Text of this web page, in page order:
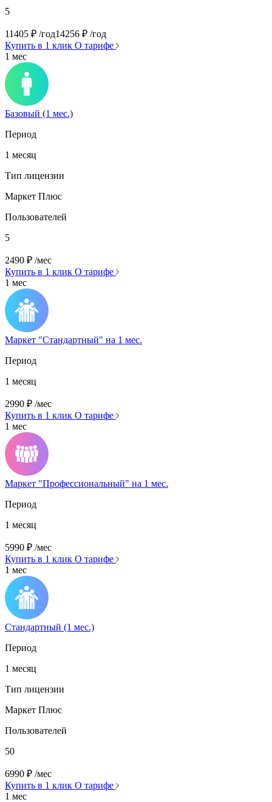
5
11405 ₽ /год14256 ₽ /год
Купить в 1 клик О тарифе
1 мес
Базовый (1 мес.)
Период
1 месяц
Тип лицензии
Маркет Плюс
Пользователей
5
2490 ₽ /мес
Купить в 1 клик О тарифе
1 мес
Маркет "Стандартный" на 1 мес.
Период
1 месяц
2990 ₽ /мес
Купить в 1 клик О тарифе
1 мес
Маркет "Профессиональный" на 1 мес.
Период
1 месяц
5990 ₽ /мес
Купить в 1 клик О тарифе
1 мес
Стандартный (1 мес.)
Период
1 месяц
Тип лицензии
Маркет Плюс
Пользователей
50
6990 ₽ /мес
Купить в 1 клик О тарифе
1 мес